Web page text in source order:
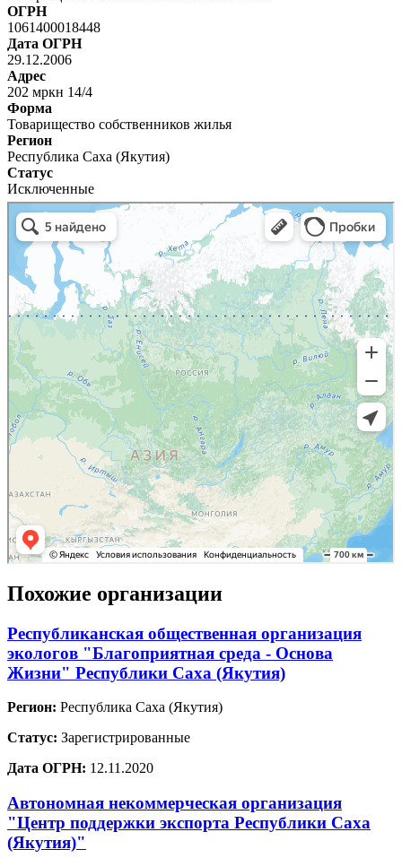
ОГРН
1061400018448
Дата ОГРН
29.12.2006
Адрес
202 мркн 14/4
Форма
Товарищество собственников жилья
Регион
Республика Саха (Якутия)
Статус
Исключенные
Похожие организации
Республиканская общественная организация
экологов "Благоприятная среда - Основа
Жизни" Республики Саха (Якутия)
Регион: Республика Саха (Якутия)
Статус: Зарегистрированные
Дата ОГРН: 12.11.2020
Автономная некоммерческая организация
"Центр поддержки экспорта Республики Саха
(Якутия)"